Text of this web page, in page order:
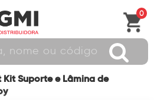
0
Suporte e Lâmina de